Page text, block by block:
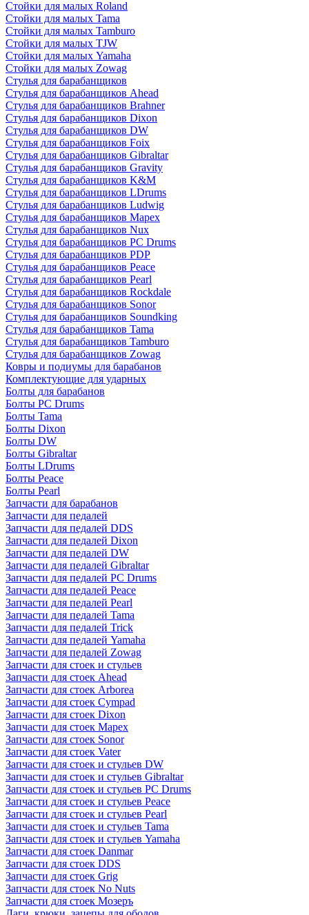
Стойки для малых Roland
Стойки для малых Tama
Стойки для малых Tamburo
Стойки для малых TJW
Стойки для малых Yamaha
Стойки для малых Zowag
Стулья для барабанщиков
Стулья для барабанщиков Ahead
Стулья для барабанщиков Brahner
Стулья для барабанщиков Dixon
Стулья для барабанщиков DW
Стулья для барабанщиков Foix
Стулья для барабанщиков Gibraltar
Стулья для барабанщиков Gravity
Стулья для барабанщиков K&M
Стулья для барабанщиков LDrums
Стулья для барабанщиков Ludwig
Стулья для барабанщиков Mapex
Стулья для барабанщиков Nux
Стулья для барабанщиков PC Drums
Стулья для барабанщиков PDP
Стулья для барабанщиков Peace
Стулья для барабанщиков Pearl
Стулья для барабанщиков Rockdale
Стулья для барабанщиков Sonor
Стулья для барабанщиков Soundking
Стулья для барабанщиков Tama
Стулья для барабанщиков Tamburo
Стулья для барабанщиков Zowag
Ковры и подиумы для барабанов
Комплектующие для ударных
Болты для барабанов
Болты PC Drums
Болты Tama
Болты Dixon
Болты DW
Болты Gibraltar
Болты LDrums
Болты Peace
Болты Pearl
Запчасти для барабанов
Запчасти для педалей
Запчасти для педалей DDS
Запчасти для педалей Dixon
Запчасти для педалей DW
Запчасти для педалей Gibraltar
Запчасти для педалей PC Drums
Запчасти для педалей Peace
Запчасти для педалей Pearl
Запчасти для педалей Tama
Запчасти для педалей Trick
Запчасти для педалей Yamaha
Запчасти для педалей Zowag
Запчасти для стоек и стульев
Запчасти для стоек Ahead
Запчасти для стоек Arborea
Запчасти для стоек Cympad
Запчасти для стоек Dixon
Запчасти для стоек Mapex
Запчасти для стоек Sonor
Запчасти для стоек Vater
Запчасти для стоек и стульев DW
Запчасти для стоек и стульев Gibraltar
Запчасти для стоек и стульев PC Drums
Запчасти для стоек и стульев Peace
Запчасти для стоек и стульев Pearl
Запчасти для стоек и стульев Tama
Запчасти для стоек и стульев Yamaha
Запчасти для стоек Danmar
Запчасти для стоек DDS
Запчасти для стоек Grig
Запчасти для стоек No Nuts
Запчасти для стоек Мозеръ